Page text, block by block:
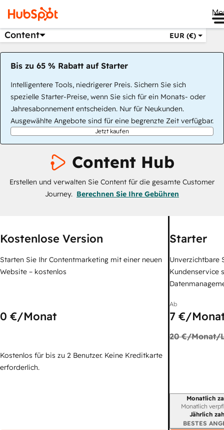
Content EUR (€)
Bis zu 65 % Rabatt auf Starter
Intelligentere Tools, niedrigerer Preis. Sichern Sie sich
spezielle Starter-Preise, wenn Sie sich für ein Monats- oder
Jahresabonnement entscheiden. Nur für Neukunden.
Ausgewählte Angebote sind für eine begrenzte Zeit verfügbar.
Jetzt kaufen
Content Hub
Erstellen und verwalten Sie Content für die gesamte Customer
Journey. Berechnen Sie Ihre Gebühren
Kostenlose Version
Starten Sie Ihr Contentmarketing mit einer neuen
Website – kostenlos
0 €/Monat
Kostenlos für bis zu 2 Benutzer. Keine Kreditkarte
erforderlich.
Starter
Unverzichtbare
Kundenservice
Ab
7 €/
20 €/Monat/
Monatlich
Monatlich
Jährlich
BESTES